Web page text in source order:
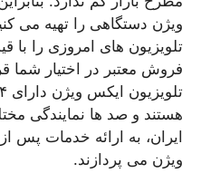
ویژن دستگاهی را تهیه می
تلویزیون های امروزی را با
فروش معتبر در اختیار شما
هستند و صد ها نمایندگی
ایران، به ارائه خدمات پس
ویژن می پردازند.